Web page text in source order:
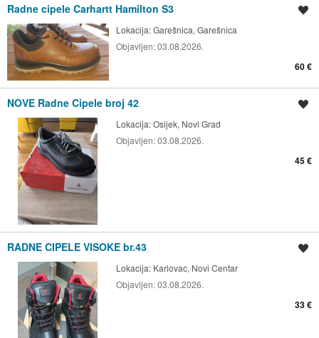
Radne cipele Carhartt Hamilton S3
Lokacija:Garešnica, Garešnica
Objavljen:03.08.2026.
60 €
NOVE Radne Cipele broj 42
Lokacija:Osijek, Novi Grad
Objavljen:03.08.2026.
45 €
RADNE CIPELE VISOKE br.43
Lokacija: Karlovac, Novi Centar
Objavljen:03.08.2026.
33 €